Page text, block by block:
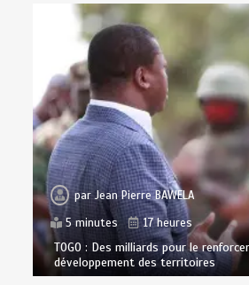
parJean Pierre BAWELA
5 minutes
17 heures
TOGO : Des milliards pour le
développement des territoires